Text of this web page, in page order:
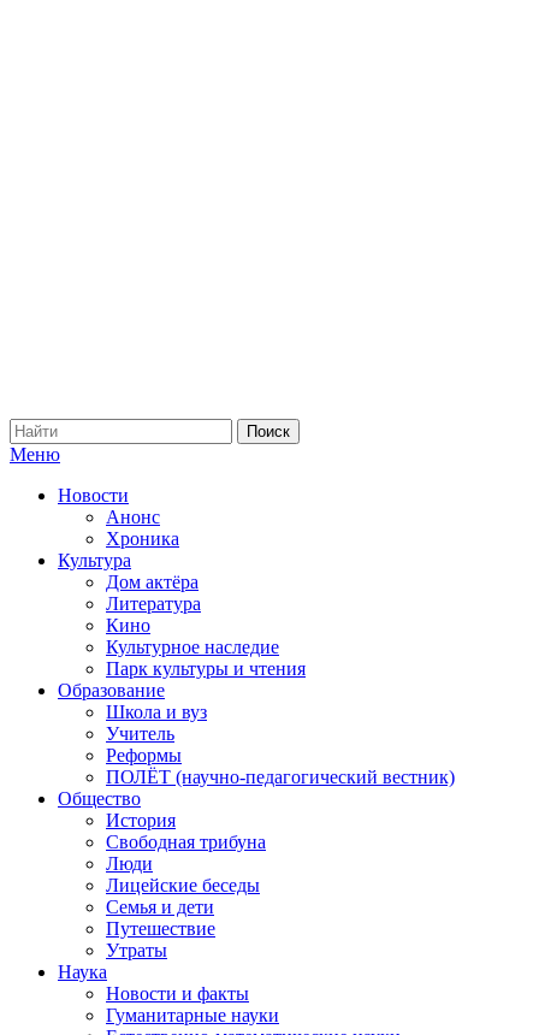
Меню
Новости
Анонс
Хроника
Культура
Дом актёра
Литература
Кино
Культурное наследие
Парк культуры и чтения
Образование
Школа и вуз
Учитель
Реформы
ПОЛЁТ (научно-педагогический вестник)
Общество
История
Свободная трибуна
Люди
Лицейские беседы
Семья и дети
Путешествие
Утраты
Наука
Новости и факты
Гуманитарные науки